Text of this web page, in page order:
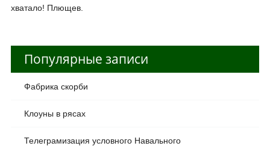
хватало! Плющев.
Популярные записи
Фабрика скорби
Клоуны в рясах
Телеграмизация условного Навального